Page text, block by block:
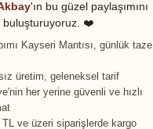
'ın bu güzel paylaşımını
buluşturuyoruz. ❤️
Kayseri Mantısı, günlük taze
üretim, geleneksel tarif
her yerine güvenli ve hızlı
TL ve üzeri siparişlerde kargo